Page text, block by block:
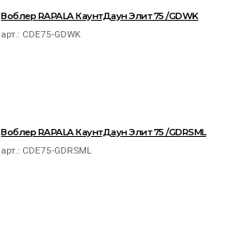
Воблер RAPALA КаунтДаун Элит 75 /GDWK
арт.: CDE75-GDWK
Воблер RAPALA КаунтДаун Элит 75 /GDRSML
арт.: CDE75-GDRSML